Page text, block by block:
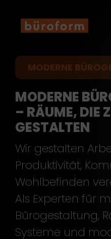
content
MODERNE
MODERNE
– RÄUME, DIE
GESTALTEN
Wir gestalten
Produktivität,
Wohlbefinden
Als Experten für
Bürogestaltung,
Systeme und